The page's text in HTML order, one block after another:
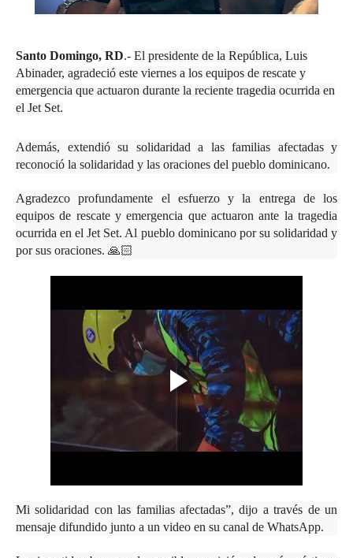
Santo Domingo, RD.- El presidente de la República, Luis
Abinader, agradeció este viernes a los equipos de rescate y
emergencia que actuaron durante la reciente tragedia ocurrida en
el Jet Set.
Además, extendió su solidaridad a las familias afectadas y
reconoció la solidaridad y las oraciones del pueblo dominicano.
Agradezco profundamente el esfuerzo y la entrega de los
equipos de rescate y emergencia que actuaron ante la tragedia
ocurrida en el Jet Set. Al pueblo dominicano por su solidaridad y
por sus oraciones. 🙏🏻
Mi solidaridad con las familias afectadas”, dijo a través de un
mensaje difundido junto a un video en su canal de WhatsApp.